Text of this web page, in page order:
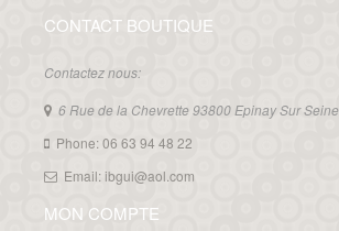
CONTACT BOUTIQUE
Contactez nous:
6 Rue de la Chevrette 93800 Epinay Sur Seine
Phone: 06 63 94 48 22
Email: ibgui@aol.com
MON COMPTE